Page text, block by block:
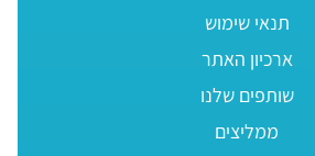
תנאי שימוש
ארכיון האתר
שותפים שלנו
ממליצים